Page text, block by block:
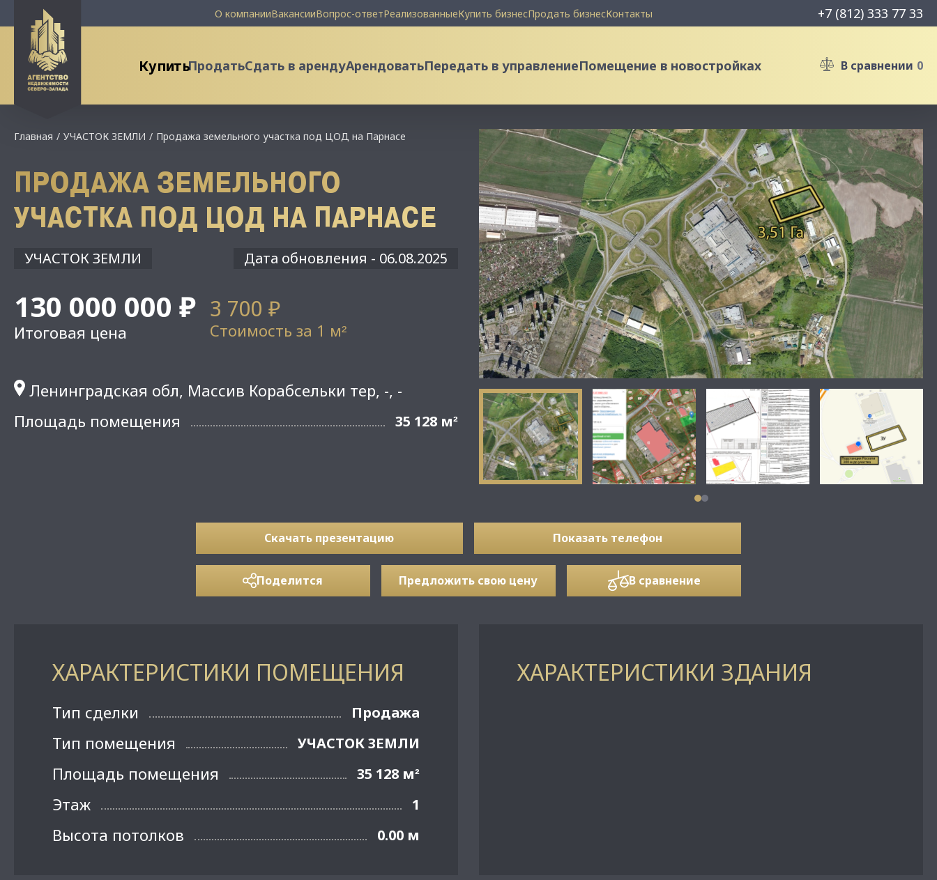
О компанииВакансииВопрос-ответРеализованныеКупить бизнесПродать бизнесКонтакты +7 (812) 333 77 33
КупитьПродатьСдать в арендуАрендоватьПередать в управлениеПомещение в новостройках В сравнении 0
Главная УЧАСТОК ЗЕМЛИ Продажа земельного участка под ЦОД на Парнасе
ПРОДАЖА ЗЕМЕЛЬНОГО
УЧАСТКА ПОД ЦОД НА ПАРНАСЕ
УЧАСТОК ЗЕМЛИ Дата обновления - 06.08.2025
130 000 000 ₽
Итоговая цена
3 700 ₽
Стоимость за 1 м²
Ленинградская обл, Массив Корабсельки тер, -, -
Площадь помещения
35 128 м²
Скачать презентацию Показать телефон
Поделится Предложить свою цену В сравнение
ХАРАКТЕРИСТИКИ ПОМЕЩЕНИЯ
Тип сделки Продажа
Тип помещения УЧАСТОК ЗЕМЛИ
Площадь помещения 35 128 м²
Этаж 1
Высота потолков 0.00 м
ХАРАКТЕРИСТИКИ ЗДАНИЯ